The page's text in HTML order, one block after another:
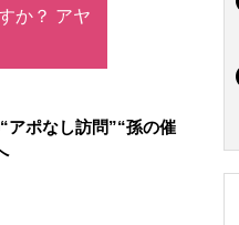
か？ アヤ
アポなし訪問”“孫の催